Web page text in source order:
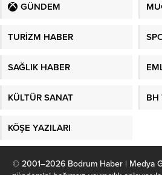
GÜNDEM
TURİZM HABER
SAĞLIK HABER
KÜLTÜR SANAT BH
KÖŞE YAZILARI
© 2001–2026 Bodrum Haber | Medya